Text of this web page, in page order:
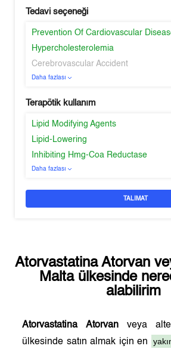
Tedavi seçeneği
Prevention Of Cardiovascular
Hypercholesterolemia
Cerebrovascular Accident
Daha fazlası
Terapötik kullanım
Lipid Modifying Agents
Lipid-Lowering
Inhibiting Hmg-Coa Reductase
Daha fazlası
TALIMAT
Atorvastatina Atorvan
Maltaülkesinde
alabilirim
Atorvastatina Atorvanveya
ülkesinde satın almak için en